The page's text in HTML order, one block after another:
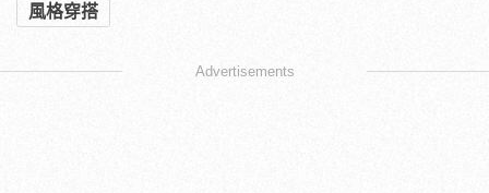
風格穿搭
Advertisements